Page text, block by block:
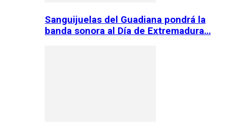
Sanguijuelas del Guadiana pondrá la
banda sonora al Día de Extremadura…